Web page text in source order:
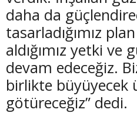
daha da
tasarladığımız
aldığımız yetki ve
devam edeceğiz.
birlikte büyüyecek
götüreceğiz” dedi.